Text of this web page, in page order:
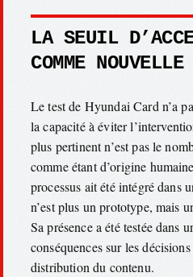
LA SEUIL
COMME NOUVELLE
Le test de Hyundai Card n’a
la capacité à éviter
plus pertinent n’est pas le
comme étant d’origine
processus ait été intégré dans
n’est plus un prototype, mais
Sa présence a été testée dans
conséquences sur les
distribution du contenu.